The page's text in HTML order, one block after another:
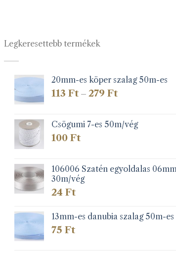
Legkeresettebb termékek
20mm-es köper szalag 50m-es
113Ft – 279FtÁrtartomány:
279 Ft
Csögumi 7-es 50m/vég
100Ft
106006 Szatén egyoldalas
30m/vég
24Ft
13mm-es danubia szalag 50m-es
75Ft